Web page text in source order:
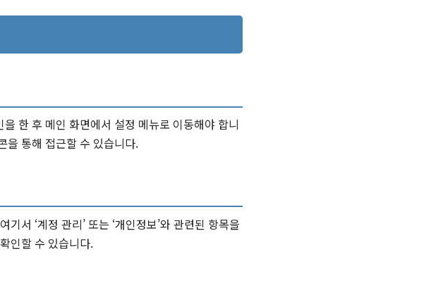
한 후 메인 화면에서 설정 메뉴로 이동해야 합니
을 통해 접근할 수 있습니다.
서 ‘계정 관리’ 또는 ‘개인정보’와 관련된 항목을
인할 수 있습니다.